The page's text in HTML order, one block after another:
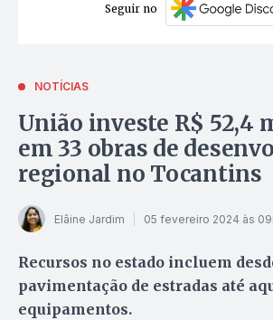
Seguir no
NOTÍCIAS
União investe R$ 52,4
em 33 obras de
regional no Tocantins
Elâine Jardim 05 fevereiro 2024 às
Recursos no estado incluem
pavimentação de estradas até
equipamentos.